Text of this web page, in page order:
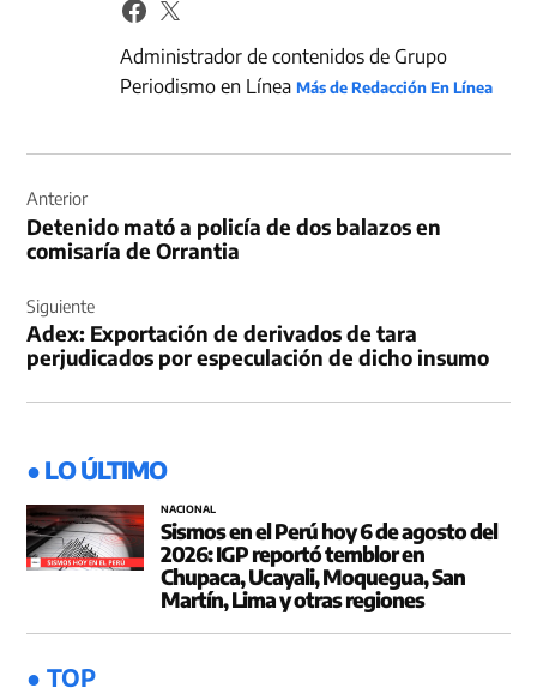
Administrador de contenidos de Grupo
Periodismo en LíneaMás de Redacción En Línea
de
entradas
Anterior
Detenido mató a policía de dos balazos en
comisaría de Orrantia
Siguiente
Adex: Exportación de derivados de tara
perjudicados por especulación de dicho insumo
● LO ÚLTIMO
NACIONAL
Sismos en el Perú hoy 6 de agosto del
2026: IGP reportó temblor en
Chupaca, Ucayali, Moquegua, San
Martín, Lima y otras regiones
● TOP